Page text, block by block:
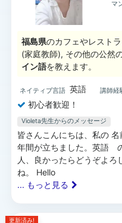
マ
福島県のカフェやレスト
(家庭教師), その他の公然
イン語を教えます。
ネイティブ言語 英語 講師経
初心者歓迎！
Violeta先生からのメッセージ
皆さんこんにちは、私の
年間が立ちました。英語
人、良かったらどうぞよろ
ね。 Hello
... もっと見る
更新済み!